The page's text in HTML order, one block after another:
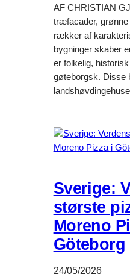
AF CHRISTIAN
træfacader, grønne
rækker af
bygninger skaber
er folkelig,
gøteborgsk. Disse
Sverige:
største
Moreno
Göteborg
24/05/2026